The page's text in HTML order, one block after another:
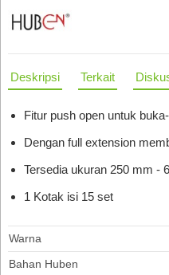
Deskripsi Terkait
Fitur push open untuk
Dengan full extension
Tersedia ukuran 250 mm -
1 Kotak isi 15 set
Warna
Bahan Huben